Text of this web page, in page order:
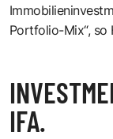
Portfolio-Mix“, so
IFA.